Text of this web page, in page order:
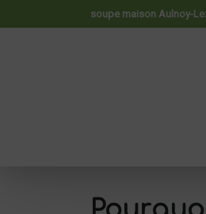
soupe maison Aulnoy-
Panneau de gestion des cookies